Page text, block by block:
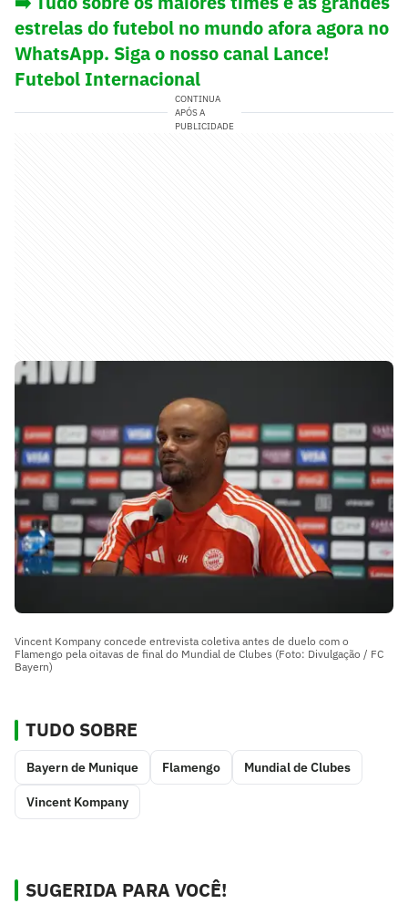
estrelas do futebol no mundo afora agora no
WhatsApp. Siga o nosso canal Lance!
Futebol Internacional
CONTINUA
APÓS A
PUBLICIDADE
Vincent Kompany concede entrevista coletiva antes de duelo com o
Flamengo pela oitavas de final do Mundial de Clubes (Foto: Divulgação / FC
Bayern)
TUDO SOBRE
Bayern de Munique Flamengo Mundial de Clubes
Vincent Kompany
SUGERIDA PARA VOCÊ!